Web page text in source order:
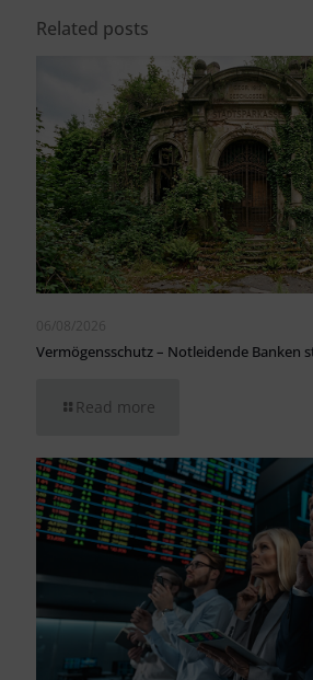
Related posts
06/08/2026
Vermögensschutz – Notleidende Banken
Read more